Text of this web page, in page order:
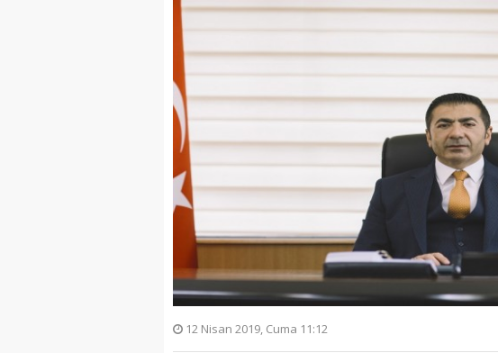
12 Nisan 2019, Cuma 11:12